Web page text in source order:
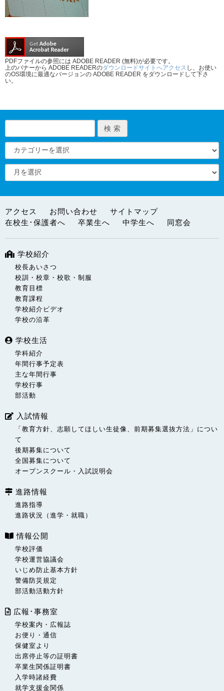
PDFファイルの参照には ADOBE READER (無料)が必要です。
上のバナーから ADOBE READERのダウンロードサイトへアクセス し、お使い
のOS環境に最適なバージョンの ADOBE READER をダウンロードして下さ
い。
アクセス お問い合わせ
サイトマップ
在校生･保護者へ
卒業生へ 中学生へ 同窓会
学校紹介
校長あいさつ
校訓・校章・校歌・制服
教育目標
教育課程
学校紹介ビデオ
学校の沿革
学校生活
学科紹介
年間行事予定表
主な年間行事
学校行事
部活動
入試情報
「教育方針、志願してほしい生徒像、前期募集選抜方法」につい
て
後期募集について
全国募集について
オープンスクール・入試説明会
進路情報
進路指導
進路状況（進学・就職）
情報公開
学校評価
学校運営協議会
いじめ防止基本方針
警備防災規定
部活動活動方針
広報･事務室
学校案内・広報誌
お便り・通信
保健室より
出席停止等の証明書
卒業生関係証明書
入学時諸経費
就学支援金関係